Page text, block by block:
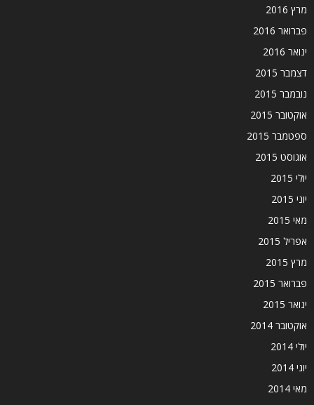
מרץ 2016
פברואר 2016
ינואר 2016
דצמבר 2015
נובמבר 2015
אוקטובר 2015
ספטמבר 2015
אוגוסט 2015
יולי 2015
יוני 2015
מאי 2015
אפריל 2015
מרץ 2015
פברואר 2015
ינואר 2015
אוקטובר 2014
יולי 2014
יוני 2014
מאי 2014